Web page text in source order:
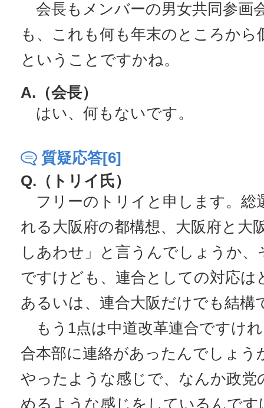
会長もメンバーの男女共同参画
も、これも何も年末のところから
ということですかね。
A.（会長）
はい、何もないです。
質疑応答[6]
Q.（トリイ氏）
フリーのトリイと申します。総
れる大阪府の都構想、大阪府と大
しあわせ」と言うんでしょうか
ですけども、連合としての対応は
あるいは、連合大阪だけでも結構
もう1点は中道改革連合ですけ
合本部に連絡があったんでしょう
やったような感じで、なんか政党
めるような感じをしているんで